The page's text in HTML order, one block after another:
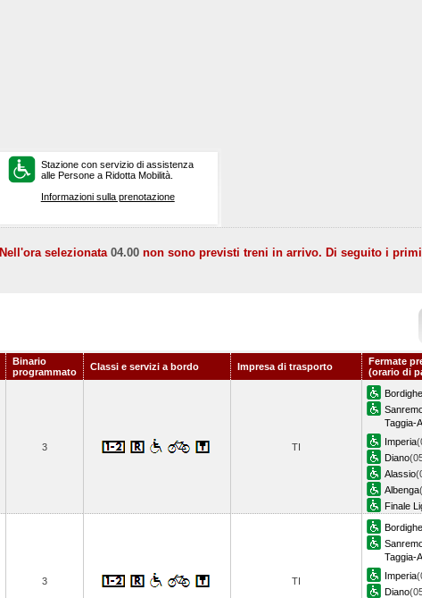
Stazione con servizio di assistenza
alle Persone a Ridotta Mobilità.
Informazioni sulla prenotazione
Nell'ora selezionata 04.00 non sono previsti treni in arrivo. Di seguito i
Binario
programmato
Classi e servizi a bordo Impresa di trasporto
Fermate
(orario di
3 TI
Taggia-
Imperia
Diano
Alassio
Albenga
Finale
3 TI
Taggia-
Imperia
Diano